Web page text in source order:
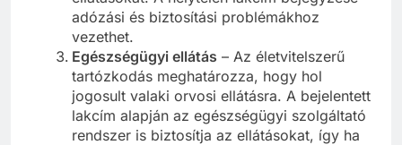
adózási és biztosítási problémákhoz
vezethet.
Egészségügyi ellátás – Az életvitelszerű
tartózkodás meghatározza, hogy hol
jogosult valaki orvosi ellátásra. A bejelentett
lakcím alapján az egészségügyi szolgáltató
rendszer is biztosítja az ellátásokat, így ha